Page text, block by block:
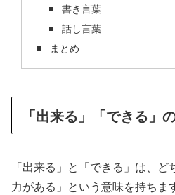
書き言葉
話し言葉
まとめ
「出来る」「できる」
「出来る」と「できる」は、
力がある」という意味を持ちま